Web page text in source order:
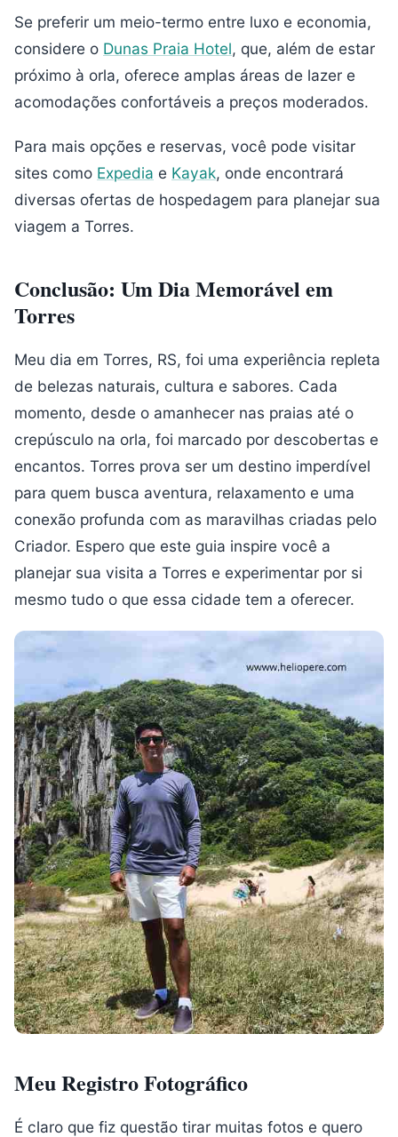
Se preferir um meio-termo entre luxo e economia,
considere o Dunas Praia Hotel, que, além de estar
próximo à orla, oferece amplas áreas de lazer e
acomodações confortáveis a preços moderados.
Para mais opções e reservas, você pode visitar
sites como Expedia e Kayak, onde encontrará
diversas ofertas de hospedagem para planejar sua
viagem a Torres.
Conclusão: Um Dia Memorável em
Torres
Meu dia em Torres, RS, foi uma experiência repleta
de belezas naturais, cultura e sabores. Cada
momento, desde o amanhecer nas praias até o
crepúsculo na orla, foi marcado por descobertas e
encantos. Torres prova ser um destino imperdível
para quem busca aventura, relaxamento e uma
conexão profunda com as maravilhas criadas pelo
Criador. Espero que este guia inspire você a
planejar sua visita a Torres e experimentar por si
mesmo tudo o que essa cidade tem a oferecer.
Meu Registro Fotográfico
É claro que fiz questão tirar muitas fotos e quero